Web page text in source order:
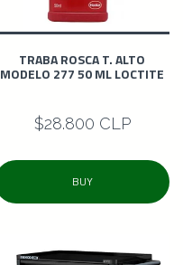
TRABA ROSCA T. ALTO
MODELO 277 50 ML LOCTITE
$28.800 CLP
BUY